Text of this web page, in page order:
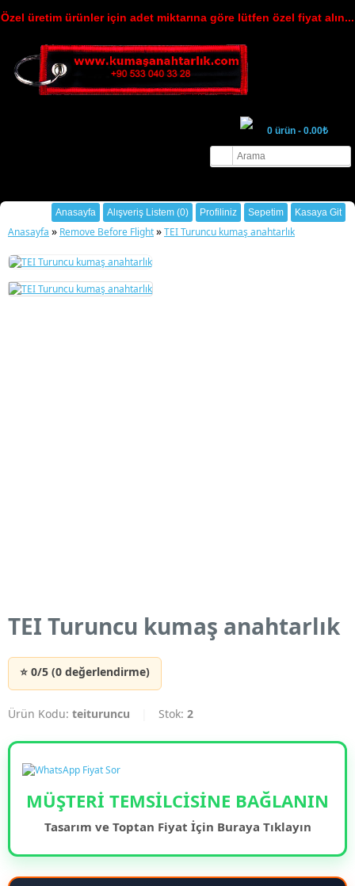
Özel üretim ürünler için adet miktarına göre lütfen özel fiyat alın...
0 ürün - 0.00₺
Anasayfa
Alışveriş Listem (0) Profiliniz Sepetim Kasaya Git
Anasayfa » Remove Before Flight»TEI Turuncu kumaş anahtarlık
TEI Turuncu kumaş anahtarlık
⭐ 0/5 (0 değerlendirme)
Ürün Kodu: teituruncu Stok: 2
MÜŞTERİ TEMSİLCİSİNE BAĞLANIN
Tasarım ve Toptan Fiyat İçin Buraya Tıklayın